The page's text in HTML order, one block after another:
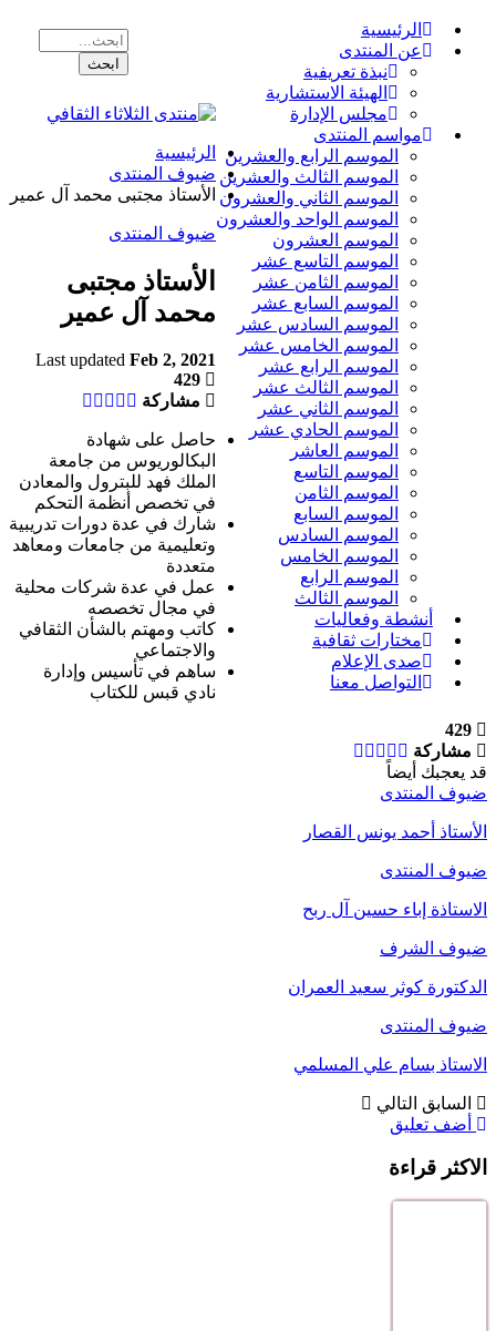
الرئيسية
عن المنتدى
نبذة تعريفية
الهيئة الاستشارية
مجلس الإدارة
مواسم المنتدى
الموسم الرابع والعشرين
الموسم الثالث والعشرين
الموسم الثاني والعشرون
الموسم الواحد والعشرون
الموسم العشرون
الموسم التاسع عشر
الموسم الثامن عشر
الموسم السابع عشر
الموسم السادس عشر
الموسم الخامس عشر
الموسم الرابع عشر
الموسم الثالث عشر
الموسم الثاني عشر
الموسم الحادي عشر
الموسم العاشر
الموسم التاسع
الموسم الثامن
الموسم السابع
الموسم السادس
الموسم الخامس
الموسم الرابع
الموسم الثالث
أنشطة وفعاليات
مختارات ثقافية
صدى الإعلام
التواصل معنا
الرئيسية
ضيوف المنتدى
الأستاذ مجتبى محمد آل عمير
ضيوف المنتدى
الأستاذ مجتبى
محمد آل عمير
Last updated Feb 2, 2021
429
مشاركة
حاصل على شهادة
البكالوريوس من جامعة
الملك فهد للبترول والمعادن
في تخصص أنظمة التحكم
شارك في عدة دورات تدريبية
وتعليمية من جامعات ومعاهد
متعددة
عمل في عدة شركات محلية
في مجال تخصصه
كاتب ومهتم بالشأن الثقافي
والاجتماعي
ساهم في تأسيس وإدارة
نادي قبس للكتاب
429
مشاركة
قد يعجبك أيضاً
ضيوف المنتدى
الأستاذ أحمد يونس القصار
ضيوف المنتدى
الاستاذة إباء حسين آل ربح
ضيوف الشرف
الدكتورة كوثر سعيد العمران
ضيوف المنتدى
الاستاذ بسام علي المسلمي
السابق التالي
أضف تعليق
الاكثر قراءة